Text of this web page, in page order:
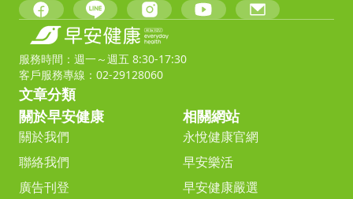
服務時間：週一～週五 8:30-17:30
客戶服務專線：02-29128060
文章分類
關於早安健康
關於我們
聯絡我們
廣告刊登
相關網站
永悅健康官網
早安樂活
早安健康嚴選